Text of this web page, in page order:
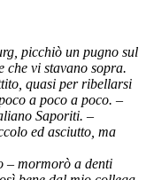
picchiò un pugno sul
che vi stavano sopra.
quasi per ribellarsi
a poco a poco. ‒
Saporiti. ‒
ed asciutto, ma
‒ mormorò a denti